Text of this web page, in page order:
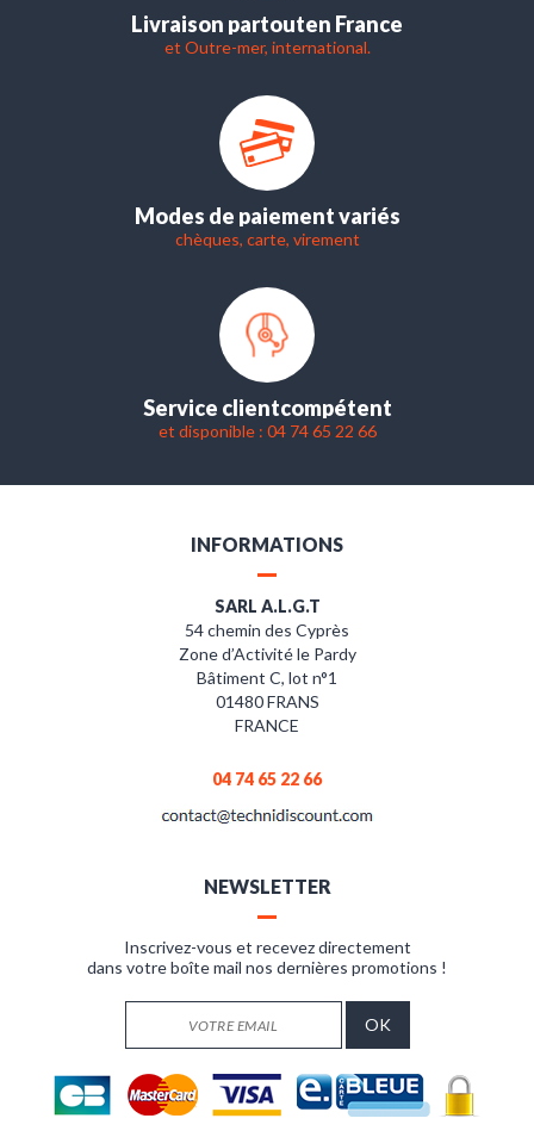
Livraison partouten France
et Outre-mer, international.
Modes de paiement variés
chèques, carte, virement
Service clientcompétent
et disponible : 04 74 65 22 66
INFORMATIONS
SARL A.L.G.T
54 chemin des Cyprès
Zone d’Activité le Pardy
Bâtiment C, lot n°1
01480 FRANS
FRANCE
04 74 65 22 66
NEWSLETTER
Inscrivez-vous et recevez directement
dans votre boîte mail nos dernières promotions !